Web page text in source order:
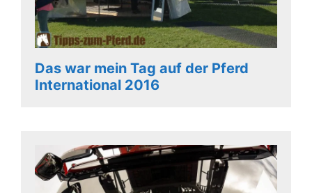
Das war mein Tag auf der Pferd
International 2016